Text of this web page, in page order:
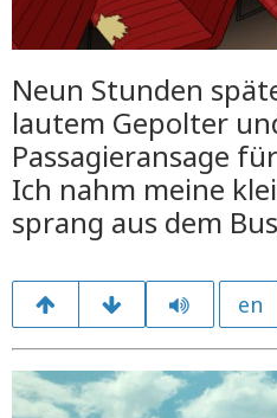
Neun Stunden
lautem Gepolter
Passagieransage
Ich nahm meine
sprang aus dem
en